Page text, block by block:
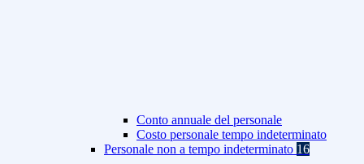
Conto annuale del personale
Costo personale tempo indeterminato
Personale non a tempo indeterminato 16